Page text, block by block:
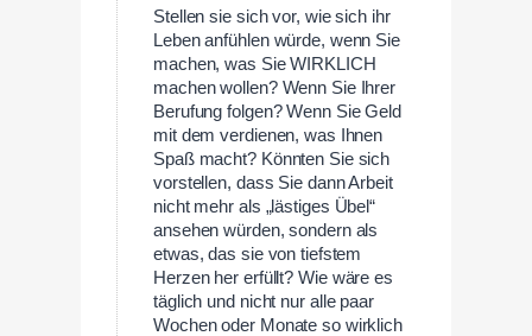
Stellen sie sich vor, wie sich ihr
Leben anfühlen würde, wenn Sie
machen, was Sie WIRKLICH
machen wollen? Wenn Sie Ihrer
Berufung folgen? Wenn Sie Geld
mit dem verdienen, was Ihnen
Spaß macht? Könnten Sie sich
vorstellen, dass Sie dann Arbeit
nicht mehr als „lästiges Übel“
ansehen würden, sondern als
etwas, das sie von tiefstem
Herzen her erfüllt? Wie wäre es
täglich und nicht nur alle paar
Wochen oder Monate so wirklich